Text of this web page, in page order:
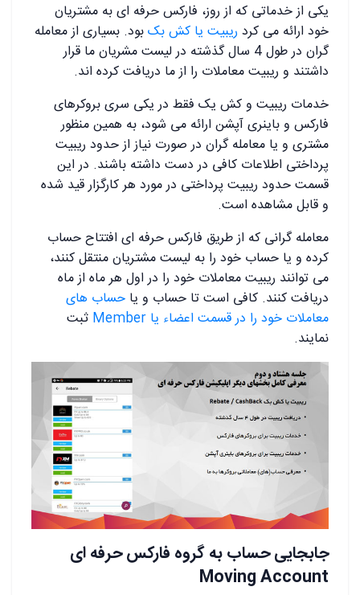
یکی از خدماتی که از روز، فارکس حرفه ای به مشتریان
خود ارائه می کرد ریبیت یا کش بکبود. بسیاری از معامله
گران در طول 4 سال گذشته در لیست مشریان ما قرار
داشتند و ریبیت معاملات را از ما دریافت کرده اند.
خدمات ریبیت و کش یک فقط در یکی سری بروکرهای
فارکس و باینری آپشن ارائه می شود، به همین منظور
مشتری و یا معامله گران در صورت نیاز از حدود ریبیت
پرداختی اطلاعات کافی در دست داشته باشند. در این
قسمت حدود ریبیت پرداختی در مورد هر کارگزار قید شده
و قابل مشاهده است.
معامله گرانی که از طریق فارکس حرفه ای افتتاح حساب
کرده و یا حساب خود را به لیست مشتریان منتقل کنند،
می توانند ریبیت معاملات خود را در اول هر ماه از ماه
دریافت کنند. کافی است تا حساب و یا حساب های
معاملات خود را در قسمت اعضاء یا Member
ثبت
نمایند.
جابجایی حساب به گروه فارکس حرفه ای
Moving Account